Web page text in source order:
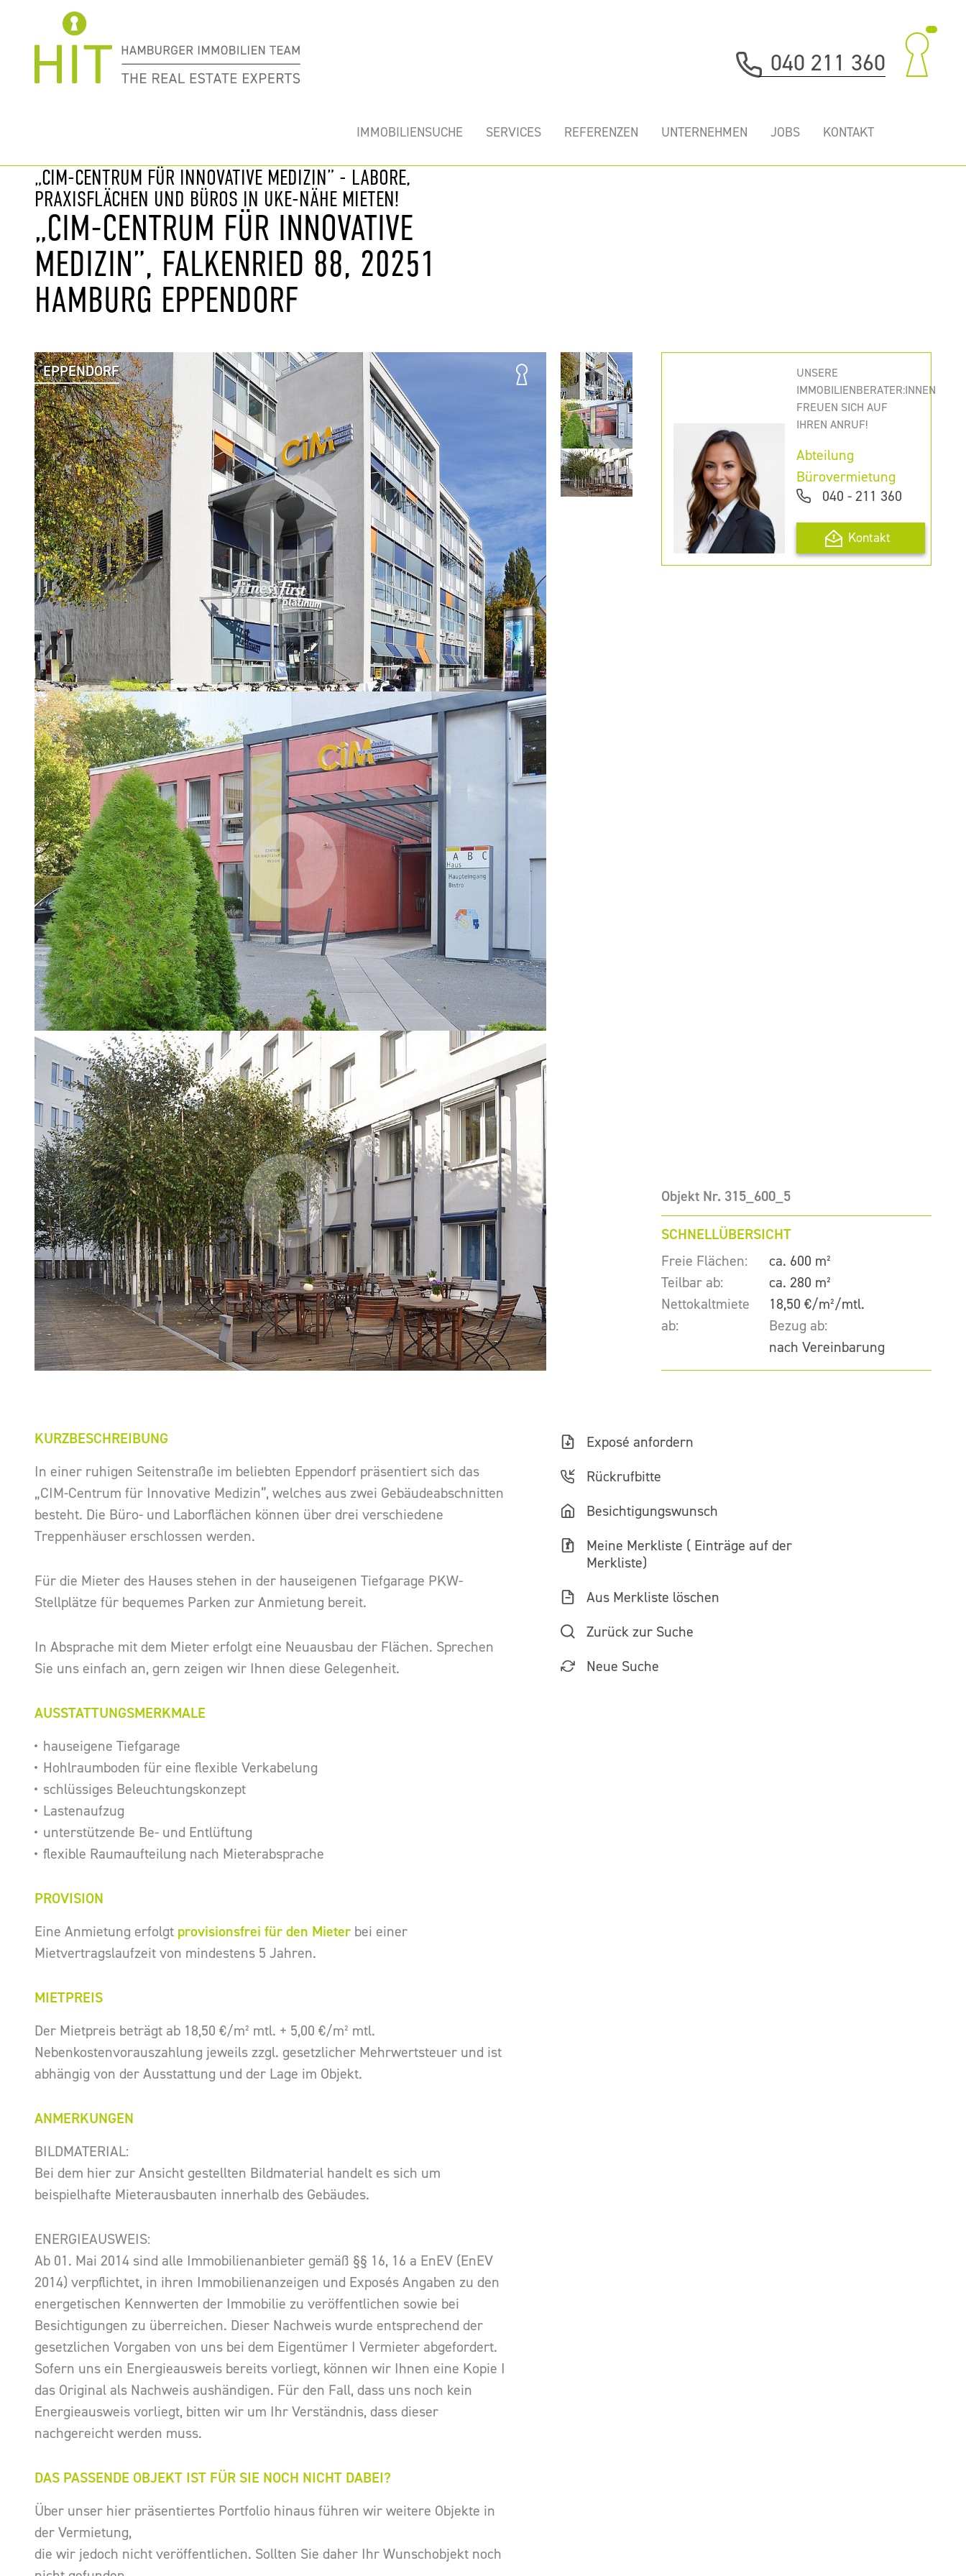
040 211 360
IMMOBILIENSUCHE SERVICES REFERENZEN UNTERNEHMEN JOBS KONTAKT
„CIM-CENTRUM FÜR INNOVATIVE MEDIZIN” - LABORE,
PRAXISFLÄCHEN UND BÜROS IN UKE-NÄHE MIETEN!
„CIM-CENTRUM FÜR INNOVATIVE
MEDIZIN”, FALKENRIED 88, 20251
HAMBURG EPPENDORF
EPPENDORF
UNSERE
IMMOBILIENBERATER:INNEN
FREUEN SICH AUF
IHREN ANRUF!
Abteilung
Bürovermietung
040 - 211 360
Kontakt
Objekt Nr. 315_600_5
SCHNELLÜBERSICHT
Freie Flächen:
ca. 600 m²
Teilbar ab:
ca. 280 m²
Nettokaltmiete
ab:
18,50 €/m²/mtl.
Bezug ab:
nach Vereinbarung
KURZBESCHREIBUNG
In einer ruhigen Seitenstraße im beliebten Eppendorf präsentiert sich das
„CIM-Centrum für Innovative Medizin”, welches aus zwei Gebäudeabschnitten
besteht. Die Büro- und Laborflächen können über drei verschiedene
Treppenhäuser erschlossen werden.
Für die Mieter des Hauses stehen in der hauseigenen Tiefgarage PKW-
Stellplätze für bequemes Parken zur Anmietung bereit.
In Absprache mit dem Mieter erfolgt eine Neuausbau der Flächen. Sprechen
Sie uns einfach an, gern zeigen wir Ihnen diese Gelegenheit.
AUSSTATTUNGSMERKMALE
hauseigene Tiefgarage
Hohlraumboden für eine flexible Verkabelung
schlüssiges Beleuchtungskonzept
Lastenaufzug
unterstützende Be- und Entlüftung
flexible Raumaufteilung nach Mieterabsprache
PROVISION
Eine Anmietung erfolgt provisionsfrei für den Mieter bei einer
Mietvertragslaufzeit von mindestens 5 Jahren.
MIETPREIS
Der Mietpreis beträgt ab 18,50 €/m² mtl. + 5,00 €/m² mtl.
Nebenkostenvorauszahlung jeweils zzgl. gesetzlicher Mehrwertsteuer und ist
abhängig von der Ausstattung und der Lage im Objekt.
ANMERKUNGEN
BILDMATERIAL:
Bei dem hier zur Ansicht gestellten Bildmaterial handelt es sich um
beispielhafte Mieterausbauten innerhalb des Gebäudes.
ENERGIEAUSWEIS:
Ab 01. Mai 2014 sind alle Immobilienanbieter gemäß §§ 16, 16 a EnEV (EnEV
2014) verpflichtet, in ihren Immobilienanzeigen und Exposés Angaben zu den
energetischen Kennwerten der Immobilie zu veröffentlichen sowie bei
Besichtigungen zu überreichen. Dieser Nachweis wurde entsprechend der
gesetzlichen Vorgaben von uns bei dem Eigentümer I Vermieter abgefordert.
Sofern uns ein Energieausweis bereits vorliegt, können wir Ihnen eine Kopie I
das Original als Nachweis aushändigen. Für den Fall, dass uns noch kein
Energieausweis vorliegt, bitten wir um Ihr Verständnis, dass dieser
nachgereicht werden muss.
DAS PASSENDE OBJEKT IST FÜR SIE NOCH NICHT DABEI?
Über unser hier präsentiertes Portfolio hinaus führen wir weitere Objekte in
der Vermietung,
die wir jedoch nicht veröffentlichen. Sollten Sie daher Ihr Wunschobjekt noch
Exposé anfordern
Rückrufbitte
Besichtigungswunsch
Meine Merkliste (Einträge auf der
Merkliste)
Aus Merkliste löschen
Zurück zur Suche
Neue Suche